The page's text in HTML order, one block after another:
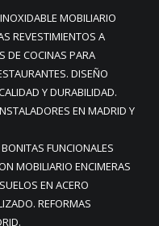
MOBILIARIO
REVESTIMIENTOS A
DE COCINAS PARA
DISEÑO
Y DURABILIDAD.
EN MADRID Y
FUNCIONALES
MOBILIARIO ENCIMERAS
EN ACERO
REFORMAS